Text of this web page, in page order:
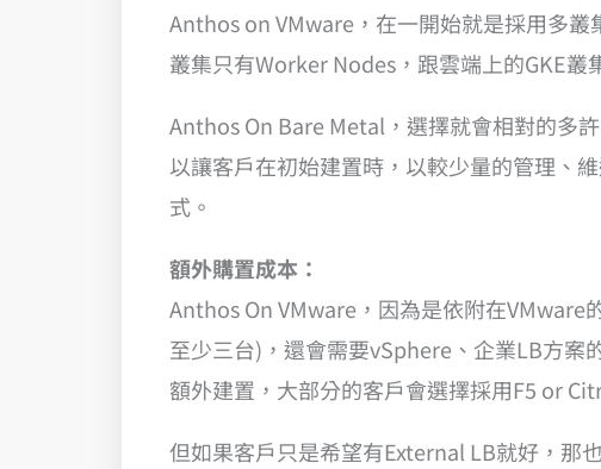
Anthos on VMware，在一開始就是採用多
叢集只有Worker Nodes，跟雲端上的GKE叢
Anthos On Bare Metal，選擇就會相對的多
以讓客戶在初始建置時，以較少量的管理、
式。
額外購置成本：
Anthos On VMware，因為是依附在VMware
至少三台)，還會需要vSphere、企業LB方
額外建置，大部分的客戶會選擇採用F5 or
但如果客戶只是希望有External LB就好，那